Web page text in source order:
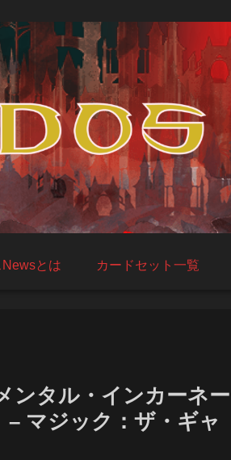
とは カードセット一覧
ンタル・インカーネー
マジック：ザ・ギャ